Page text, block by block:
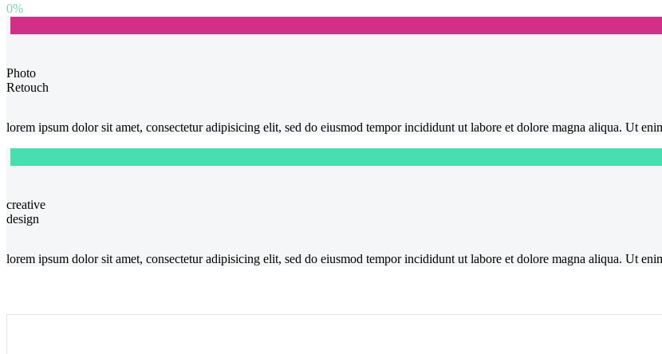
0%
Photo
Retouch
lorem ipsum dolor sit amet, consectetur adipisicing elit, sed do eiusmod tempor incididunt ut labore et dolore magna aliqua. Ut
creative
design
lorem ipsum dolor sit amet, consectetur adipisicing elit, sed do eiusmod tempor incididunt ut labore et dolore magna aliqua. Ut